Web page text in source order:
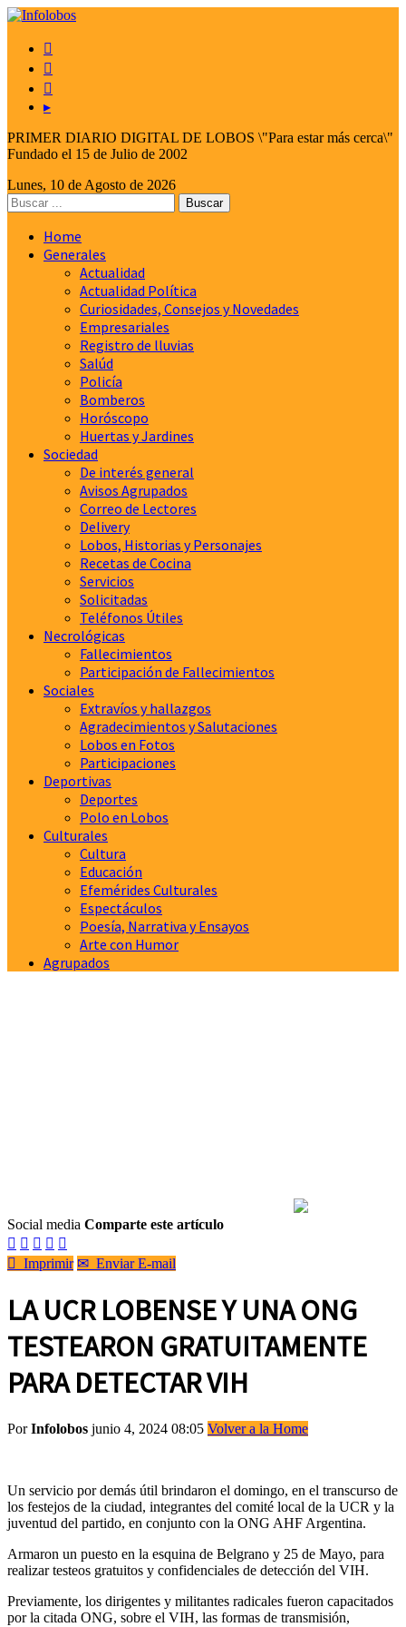



▸
PRIMER DIARIO DIGITAL DE LOBOS \"Para estar más cerca\"
Fundado el 15 de Julio de 2002
Lunes, 10 de Agosto de 2026
Home
Generales
Actualidad
Actualidad Política
Curiosidades, Consejos y Novedades
Empresariales
Registro de lluvias
Salúd
Policía
Bomberos
Horóscopo
Huertas y Jardines
Sociedad
De interés general
Avisos Agrupados
Correo de Lectores
Delivery
Lobos, Historias y Personajes
Recetas de Cocina
Servicios
Solicitadas
Teléfonos Útiles
Necrológicas
Fallecimientos
Participación de Fallecimientos
Sociales
Extravíos y hallazgos
Agradecimientos y Salutaciones
Lobos en Fotos
Participaciones
Deportivas
Deportes
Polo en Lobos
Culturales
Cultura
Educación
Efemérides Culturales
Espectáculos
Poesía, Narrativa y Ensayos
Arte con Humor
Agrupados
Social media Comparte este artículo
    
 Imprimir ✉ Enviar E-mail
LA UCR LOBENSE Y UNA ONG
TESTEARON GRATUITAMENTE
PARA DETECTAR VIH
PorInfolobos junio 4, 2024 08:05 Volver a la Home
Un servicio por demás útil brindaron el domingo, en el transcurso de
los festejos de la ciudad, integrantes del comité local de la UCR y la
juventud del partido, en conjunto con la ONG AHF Argentina.
Armaron un puesto en la esquina de Belgrano y 25 de Mayo, para
realizar testeos gratuitos y confidenciales de detección del VIH.
Previamente, los dirigentes y militantes radicales fueron capacitados
por la citada ONG, sobre el VIH, las formas de transmisión,